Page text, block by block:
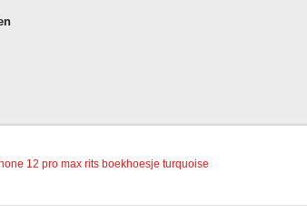
12 pro max rits boekhoesje turquoise